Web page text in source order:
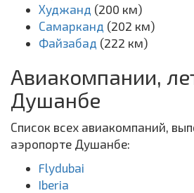
Худжанд (200 км)
Самарканд (202 км)
Файзабад (222 км)
Авиакомпании,
Душанбе
Список всех авиакомпаний,
аэропорте Душанбе:
Flydubai
Iberia